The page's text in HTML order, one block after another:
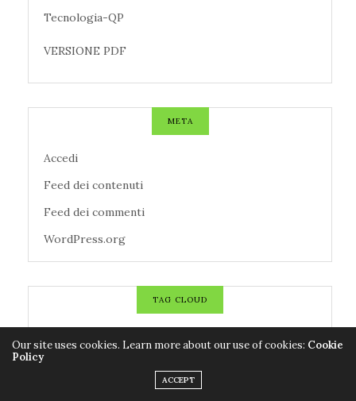
Tecnologia-QP
VERSIONE PDF
META
Accedi
Feed dei contenuti
Feed dei commenti
WordPress.org
TAG CLOUD
AZIENDE CALCIO CANZONI
COLDIRETTI
Our site uses cookies. Learn more about our use of cookies: Cookie
Policy
ACCEPT